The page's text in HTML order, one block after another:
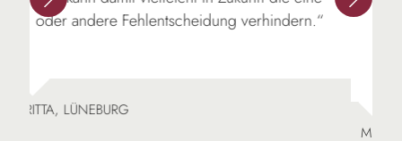
Austausch mit den anderen Workshop-